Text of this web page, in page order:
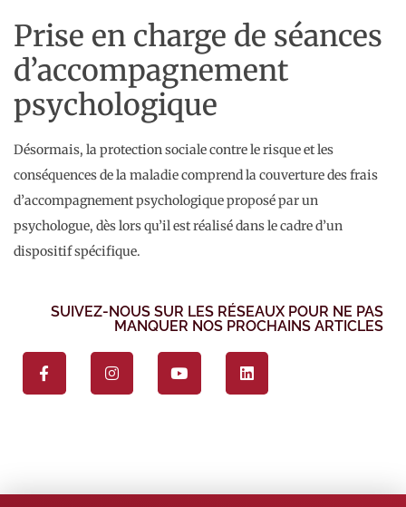
Prise en charge de séances
d’accompagnement
psychologique
Désormais, la protection sociale contre le risque et les
conséquences de la maladie comprend la couverture des frais
d’accompagnement psychologique proposé par un
psychologue, dès lors qu’il est réalisé dans le cadre d’un
dispositif spécifique.
SUIVEZ-NOUS SUR LES RÉSEAUX POUR NE PAS
MANQUER NOS PROCHAINS ARTICLES